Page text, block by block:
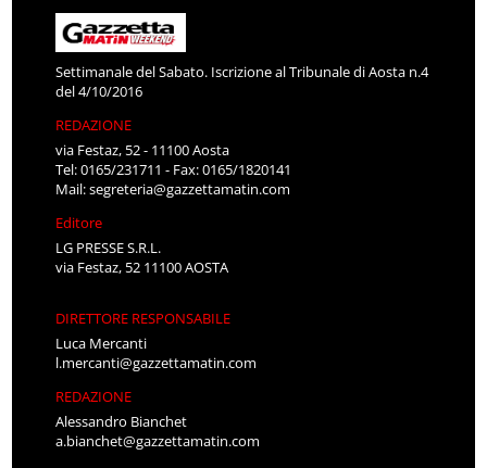
Settimanale del Sabato. Iscrizione al Tribunale di Aosta n.4
del 4/10/2016
REDAZIONE
via Festaz, 52 - 11100 Aosta
Tel: 0165/231711 - Fax: 0165/1820141
Mail:segreteria@gazzettamatin.com
Editore
LG PRESSE S.R.L.
via Festaz, 52 11100 AOSTA
DIRETTORE RESPONSABILE
Luca Mercanti
l.mercanti@gazzettamatin.com
REDAZIONE
Alessandro Bianchet
a.bianchet@gazzettamatin.com